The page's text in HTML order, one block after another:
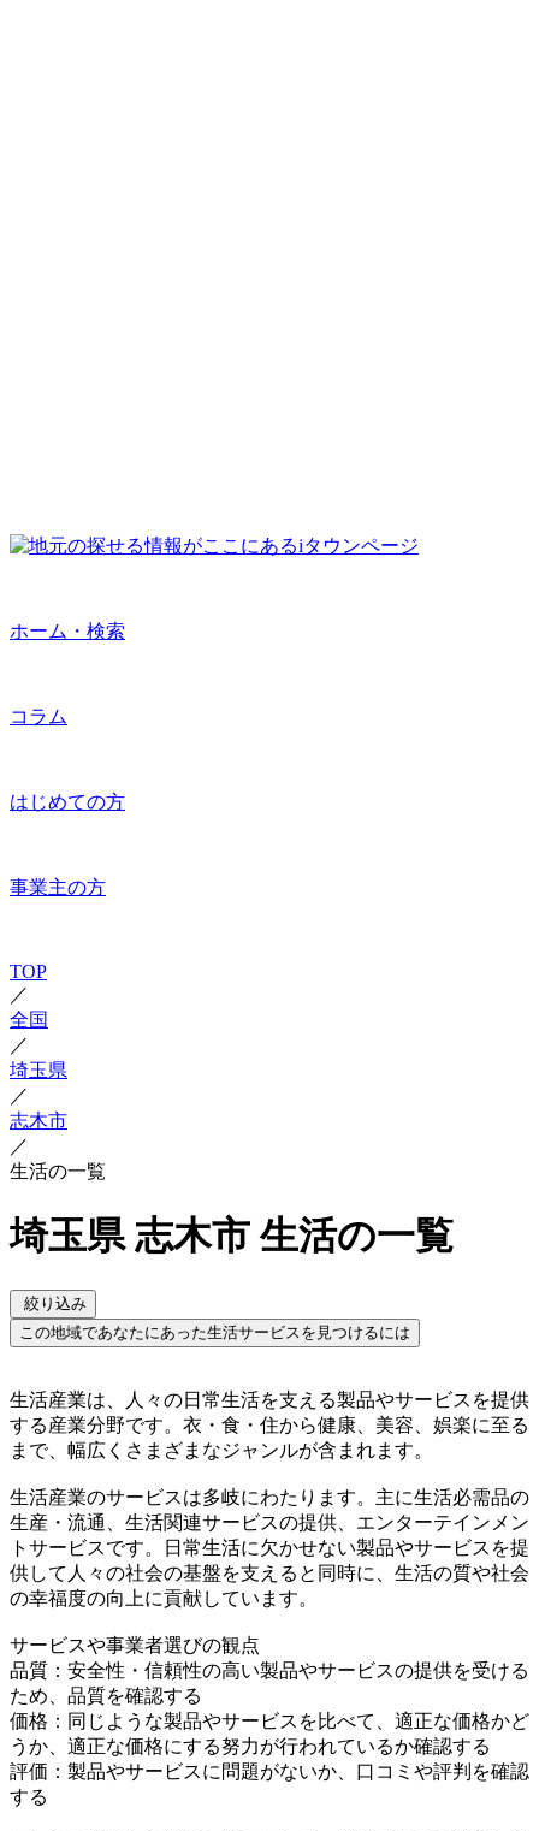
ホーム・検索
コラム
はじめての方
事業主の方
TOP
／
全国
／
埼玉県
／
志木市
／
生活の一覧
埼玉県 志木市 生活の一覧
絞り込み
この地域であなたにあった生活サービスを見つけるには
生活産業は、人々の日常生活を支える製品やサービスを提供
する産業分野です。衣・食・住から健康、美容、娯楽に至る
まで、幅広くさまざまなジャンルが含まれます。
生活産業のサービスは多岐にわたります。主に生活必需品の
生産・流通、生活関連サービスの提供、エンターテインメン
トサービスです。日常生活に欠かせない製品やサービスを提
供して人々の社会の基盤を支えると同時に、生活の質や社会
の幸福度の向上に貢献しています。
サービスや事業者選びの観点
品質：安全性・信頼性の高い製品やサービスの提供を受ける
ため、品質を確認する
価格：同じような製品やサービスを比べて、適正な価格かど
うか、適正な価格にする努力が行われているか確認する
評価：製品やサービスに問題がないか、口コミや評判を確認
する